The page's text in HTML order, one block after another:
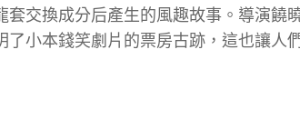
套交換成分后產生的風趣故事。導演饒
了小本錢笑劇片的票房古跡，這也讓人